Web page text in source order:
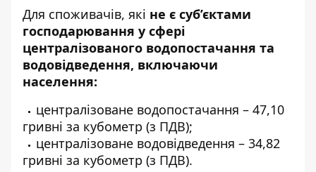
Для споживачів, які не є суб’єктами
господарювання у сфері
централізованого водопостачання та
водовідведення, включаючи
населення:
централізоване водопостачання – 47,10
гривні за кубометр (з ПДВ);
централізоване водовідведення – 34,82
гривні за кубометр (з ПДВ).